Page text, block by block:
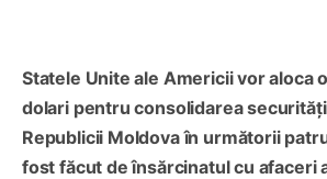
Statele Unite ale Americii vor aloca
dolari pentru consolidarea
Republicii Moldova în următorii
fost făcut de însărcinatul cu afaceri